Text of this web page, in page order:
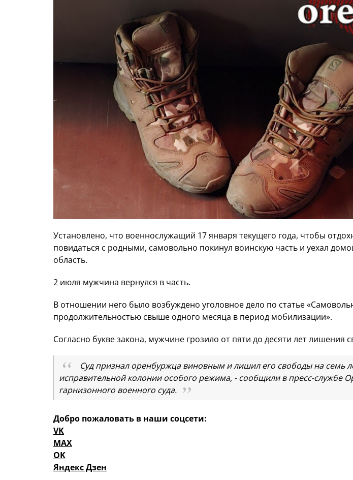
Установлено, что военнослужащий 17 января текущего года, чтобы
повидаться с родными, самовольно покинул воинскую часть и уехал
область.
2 июля мужчина вернулся в часть.
В отношении него было возбуждено уголовное дело по статье
продолжительностью свыше одного месяца в период мобилизации».
Согласно букве закона, мужчине грозило от пяти до десяти лет лишения
Суд признал оренбуржца виновным и лишил его свободы на семь
исправительной колонии особого режима, - сообщили в пресс-службе
гарнизонного военного суда.
Добро пожаловать в наши соцсети:
VK
MAX
OK
Яндекс Дзен